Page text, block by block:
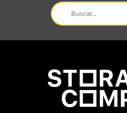
Search
for: